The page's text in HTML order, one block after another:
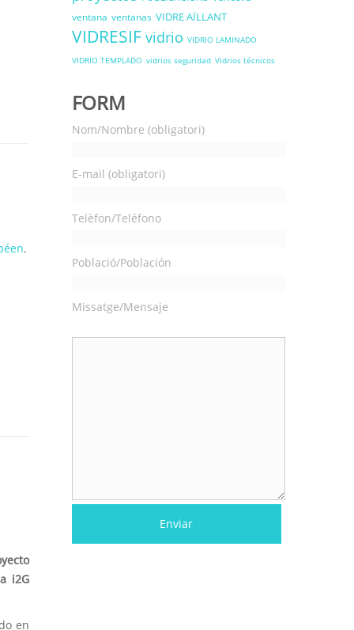
.
i2G
en
ventana ventanas VIDRE AÏLLANT
VIDRESIF vidrio VIDRIO LAMINADO
VIDRIO TEMPLADO vidrios seguridad Vidrios técnicos
FORM
Nom/Nombre (obligatori)
E-mail (obligatori)
Telèfon/Teléfono
Població/Población
Missatge/Mensaje